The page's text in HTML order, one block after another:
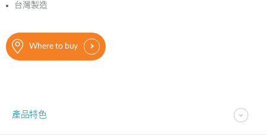
台灣製造
Where to buy
產品特色